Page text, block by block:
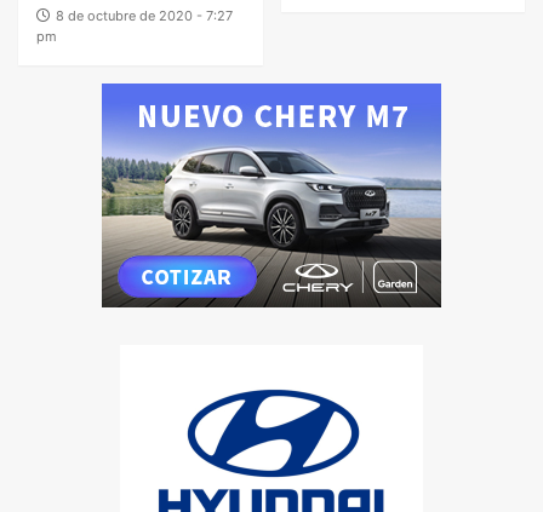
8 de octubre de 2020 - 7:27
pm